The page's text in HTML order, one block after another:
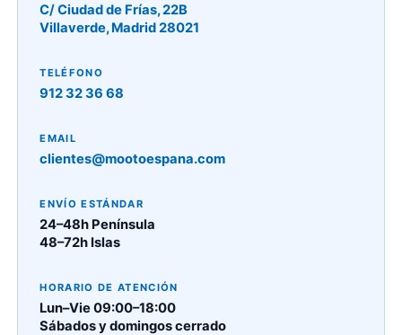
C/ Ciudad de Frías, 22B
Villaverde, Madrid 28021
TELÉFONO
912 32 36 68
EMAIL
clientes@mootoespana.com
ENVÍO ESTÁNDAR
24–48h Península
48–72h Islas
HORARIO DE ATENCIÓN
Lun–Vie 09:00–18:00
Sábados y domingos cerrado